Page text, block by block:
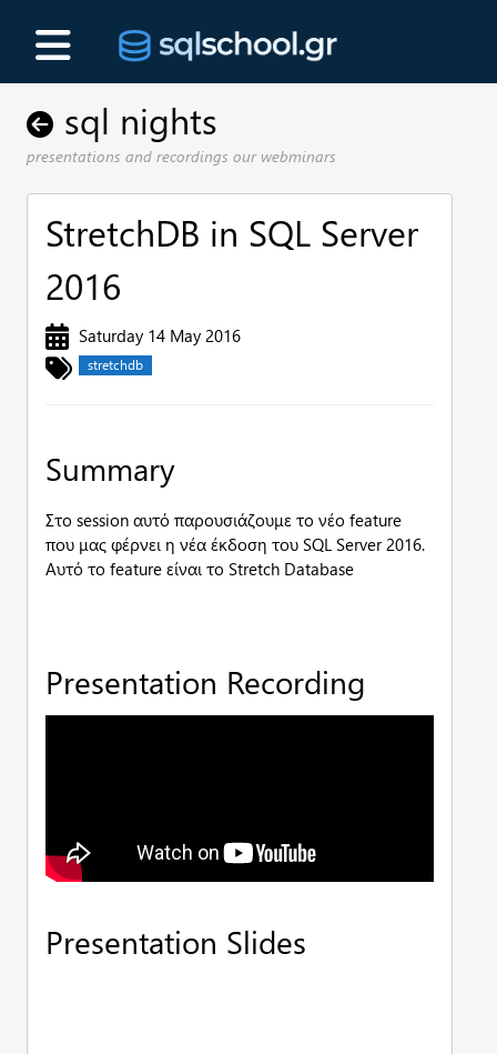
sql nights
presentations and recordings our webminars
StretchDB in SQL Server
2016
Saturday 14 May 2016
stretchdb
Summary
Στο session αυτό παρουσιάζουμε το νέo feature
που μας φέρνει η νέα έκδοση του SQL Server 2016.
Αυτό το feature είναι το Stretch Database
Presentation Recording
Presentation Slides